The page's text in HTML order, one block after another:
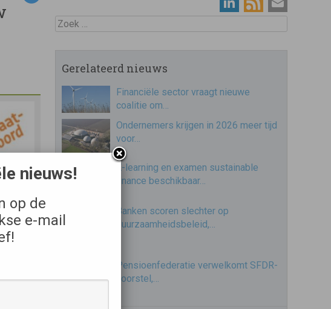
Zoek
Gerelateerd nieuws
Financiële sector vraagt nieuwe
coalitie om…
Ondernemers krijgen in 2026 meer tijd
voor…
E-learning en examen sustainable
finance beschikbaar…
Banken scoren slechter op
duurzaamheidsbeleid,…
Pensioenfederatie verwelkomt SFDR-
voorstel,…
nieuws!
op de
e-mail